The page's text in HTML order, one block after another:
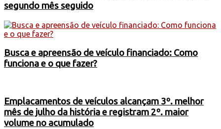
segundo mês seguido
Busca e apreensão de veículo financiado: Como
funciona e o que fazer?
Emplacamentos de veículos alcançam 3º. melhor
mês de julho da história e registram 2º. maior
volume no acumulado